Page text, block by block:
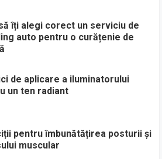
îți alegi corect un serviciu de
auto pentru o curățenie de
de aplicare a iluminatorului
un ten radiant
pentru îmbunătățirea posturii și
muscular